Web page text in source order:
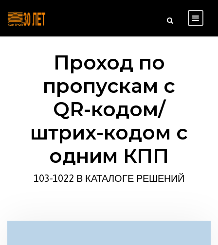
Проход по
пропускам с
QR-кодом/
штрих-кодом с
одним КПП
103-1022 В КАТАЛОГЕ РЕШЕНИЙ